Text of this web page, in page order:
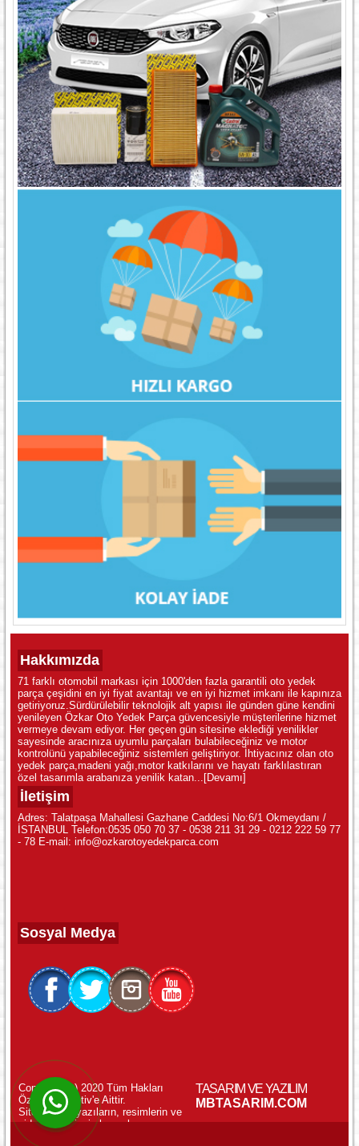
WhatsApp ile Online Destek!
Hakkımızda
71 farklı otomobil markası için 1000'den fazla garantili oto yedek
parça çeşidini en iyi fiyat avantajı ve en iyi hizmet imkanı ile kapınıza
getiriyoruz.Sürdürülebilir teknolojik alt yapısı ile günden güne kendini
yenileyen Özkar Oto Yedek Parça güvencesiyle müşterilerine hizmet
vermeye devam ediyor. Her geçen gün sitesine eklediği yenilikler
sayesinde aracınıza uyumlu parçaları bulabileceğiniz ve motor
kontrolünü yapabileceğiniz sistemleri geliştiriyor. İhtiyacınız olan oto
yedek parça,madeni yağı,motor katkılarını ve hayatı farklılastıran
özel tasarımla arabanıza yenilik katan... [Devamı]
İletişim
Adres: Talatpaşa Mahallesi Gazhane Caddesi No:6/1 Okmeydanı /
İSTANBUL Telefon:0535 050 70 37 - 0538 211 31 29 - 0212 222 59 77
- 78 E-mail: info@ozkarotoyedekparca.com
Sosyal Medya
Copyright (c) 2020 Tüm Hakları
Özkar Otomotiv'e Aittir.
Sitemizdeki yazıların, resimlerin ve
videoların izinsiz kopyalanması
yasaktır.
TASARIM VE YAZILIM
MBTASARIM.COM